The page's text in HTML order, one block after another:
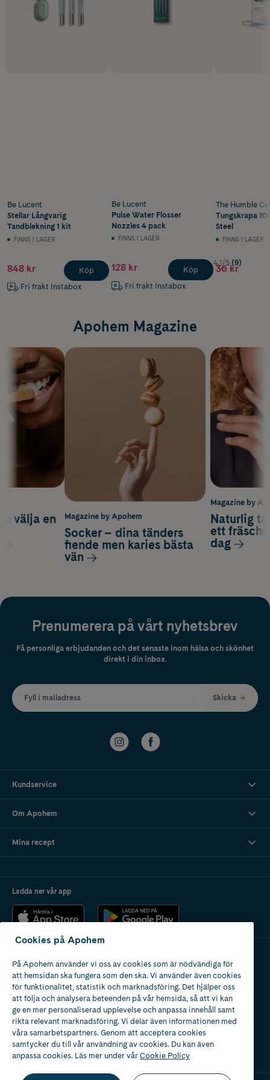
Be Lucent
Stellar Långvarig
Tandblekning 1 kit
FINNS I LAGER
848 kr
Fri frakt Instabox
Köp
Be Lucent
Pulse Water Flosser
Nozzles 4 pack
FINNS I LAGER
128 kr
Fri frakt Instabox
Köp
The Humble
Tungskrapa
Steel
FINNS I LAGER
4.1/5 (9)
36 kr
Apohem Magazine
Magazine by
Naturlig
ett
dag
välja en
Magazine by Apohem
Socker – dina tänders
fiende men karies bästa
vän
Prenumerera på vårt nyhetsbrev
Få personliga erbjudanden och det senaste inom hälsa och skönhet
direkt i din inbox.
Fyll i mailadress Skicka
Kundservice
Om Apohem
Mina recept
Ladda ner vår app
Apotek med tillstånd
av Läkemedelsverket
Cookies på Apohem
På Apohem använder vi oss av cookies som är nödvändiga för
att hemsidan ska fungera som den ska. Vi använder även cookies
för funktionalitet, statistik och marknadsföring. Det hjälper oss
att följa och analysera beteenden på vår hemsida, så att vi kan
ge en mer personaliserad upplevelse och anpassa innehåll samt
rikta relevant marknadsföring. Vi delar även informationen med
våra samarbetspartners. Genom att acceptera cookies
samtycker du till vår användning av cookies. Du kan även
anpassa cookies. Läs mer under vårCookie Policy